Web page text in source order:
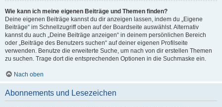
Wie kann ich meine eigenen Beiträge und Themen finden?
Deine eigenen Beiträge kannst du dir anzeigen lassen, indem du „Eigene
Beiträge“ im Schnellzugriff oben auf der Boardseite auswählst. Alternativ
kannst du auch „Deine Beiträge anzeigen“ in deinem persönlichen Bereich
oder „Beiträge des Benutzers suchen“ auf deiner eigenen Profilseite
verwenden. Benutze die erweiterte Suche, um nach von dir erstellen Themen
zu suchen. Trage dort die entsprechenden Optionen in die Suchmaske ein.
Nach oben
Abonnements und Lesezeichen